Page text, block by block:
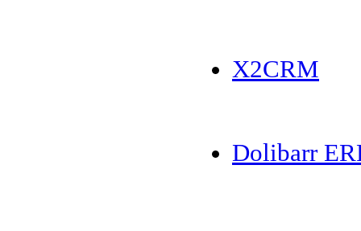
X2CRM
Dolibarr